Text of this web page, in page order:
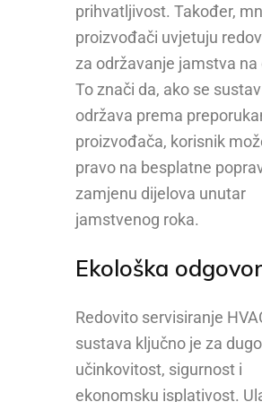
prihvatljivost. Također,
proizvođači uvjetuju
za održavanje jamstva na
To znači da, ako se
održava prema
proizvođača, korisnik
pravo na besplatne
zamjenu dijelova unutar
jamstvenog roka.
Ekološka
Redovito servisiranje
sustava ključno je za
učinkovitost, sigurnost i
ekonomsku isplativost.